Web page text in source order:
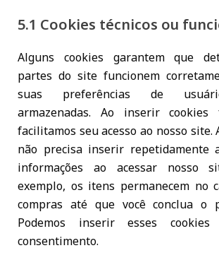
5.1 Cookies técnicos ou
Alguns cookies garantem que
partes do site funcionem
suas preferências de
armazenadas. Ao inserir cookies
facilitamos seu acesso ao nosso site.
não precisa inserir repetidamente
informações ao acessar nosso
exemplo, os itens permanecem no
compras até que você conclua o
Podemos inserir esses
consentimento.